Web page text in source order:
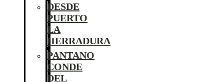
DESDE
PUERTO
LA
HERRADURA
PANTANO
CONDE
DEL